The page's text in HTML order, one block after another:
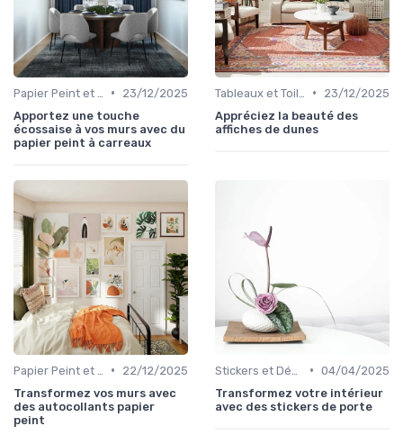
•
23/12/2025
Apportez une touche
écossaise à vos murs avec du
papier peint à carreaux
•
23/12/2025
Appréciez la beauté des
affiches de dunes
•
22/12/2025
Transformez vos murs avec
des autocollants papier
peint
• 04/04/2025
Transformez votre intérieur
avec des stickers de porte